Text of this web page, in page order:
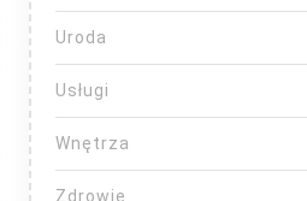
Uroda
Usługi
Wnętrza
Zdrowie